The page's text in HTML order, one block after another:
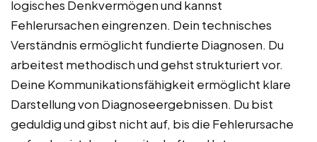
logisches Denkvermögen und kannst
Fehlerursachen eingrenzen. Dein technisches
Verständnis ermöglicht fundierte Diagnosen. Du
arbeitest methodisch und gehst strukturiert vor.
Deine Kommunikationsfähigkeit ermöglicht klare
Darstellung von Diagnoseergebnissen. Du bist
geduldig und gibst nicht auf, bis die Fehlerursache